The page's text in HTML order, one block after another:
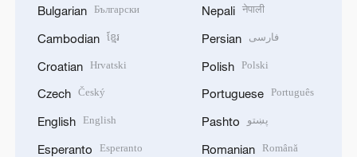
Bulgarian Български
Cambodian ខ្មែរ
Croatian Hrvatski
Czech Český
English English
Esperanto Esperanto
Nepali नेपाली
Persian فارسی
Polish Polski
Portuguese Português
Pashto پښتو
Romanian Română